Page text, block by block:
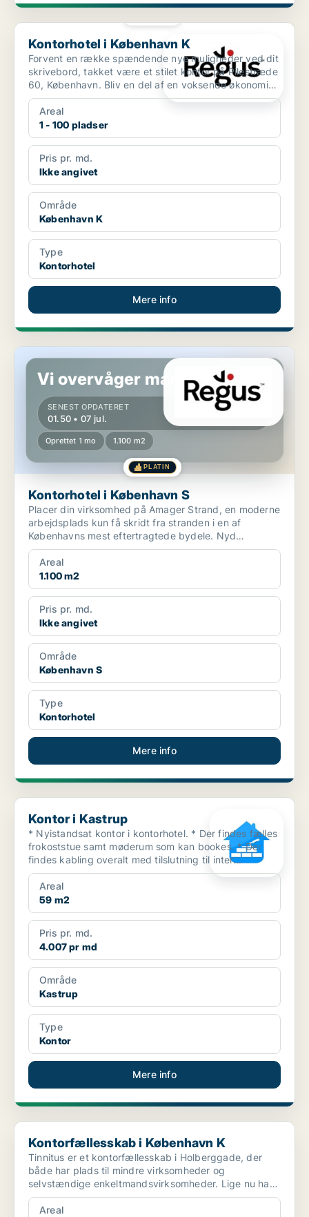
Kontorhotel i København K
Kontorhotel i København K
Forvent en række spændende nye muligheder ved dit
skrivebord, takket være et stilet kontor på Pilestræde
60, København. Bliv en del af en voksende økonomi
pr...
Areal
1 - 100 pladser
Pris pr. md.
Ikke angivet
Område
København K
Type
Kontorhotel
Mere info
Kontorhotel i København S
Vi overvåger markedet!
SENEST OPDATERET
01.50 • 07 jul.
Oprettet 1 mo 1.100 m2
PLATIN
Kontorhotel i København S
Placer din virksomhed på Amager Strand, en moderne
arbejdsplads kun få skridt fra stranden i en af
Københavns mest eftertragtede bydele. Nyd
balancen mellem ...
Areal
1.100 m2
Pris pr. md.
Ikke angivet
Område
København S
Type
Kontorhotel
Mere info
Kontor i Kastrup
Kontor i Kastrup
* Nyistandsat kontor i kontorhotel. * Der findes fælles
frokoststue samt møderum som kan bookes. * Der
findes kabling overalt med tilslutning til inter...
Areal
59 m2
Pris pr. md.
4.007 pr md
Område
Kastrup
Type
Kontor
Mere info
Kontorfællesskab i København K
Kontorfællesskab i København K
Tinnitus er et kontorfællesskab i Holberggade, der
både har plads til mindre virksomheder og
selvstændige enkeltmandsvirksomheder. Lige nu har
vi et par e...
Areal